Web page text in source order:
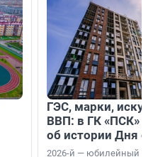
ГЭС, марки,
ВВП: в ГК «ПСК»
об истории Дня
2026-й — юбилейный